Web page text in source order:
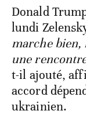
Donald
lundi
marche bien,
une
t-il ajouté,
accord
ukrainien.